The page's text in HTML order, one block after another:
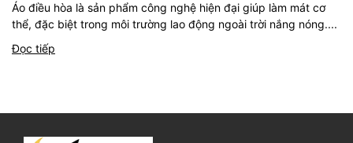
Áo điều hòa là sản phẩm công nghệ hiện đại giúp làm mát cơ
thể, đặc biệt trong môi trường lao động ngoài trời nắng nóng....
Đọc tiếp